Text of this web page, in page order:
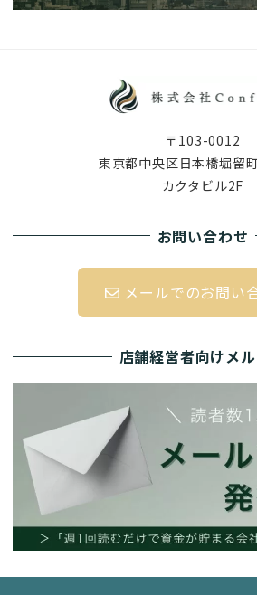
〒103-0012
東京都中央区日本橋堀留
カクタビル2F
お問い合わせ
メールでのお問い
店舗経営者向けメ